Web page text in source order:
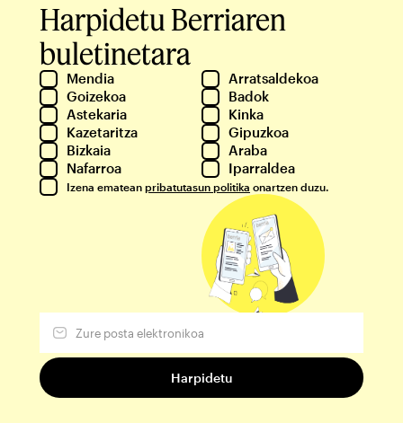
Harpidetu Berriaren
buletinetara
Mendia
Arratsaldekoa
Goizekoa
Badok
Astekaria
Kinka
Kazetaritza
Gipuzkoa
Bizkaia
Araba
Nafarroa
Iparraldea
Izena ematean pribatutasun politika onartzen duzu.